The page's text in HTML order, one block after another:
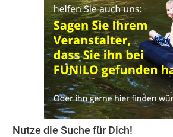
Nutze die Suche für Dich!